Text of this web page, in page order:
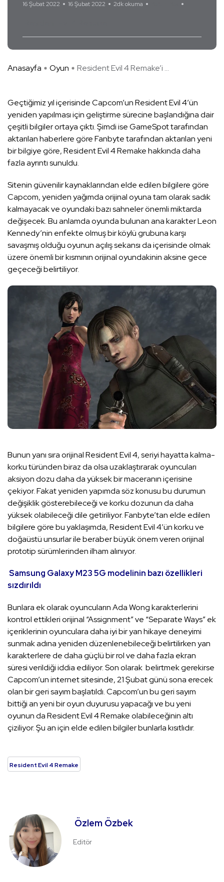
16 Şubat 2022 16 Şubat 2022 2dk okuma
Anasayfa Oyun Resident Evil 4 Remake’i ...
Geçtiğimiz yıl içerisinde Capcom’un Resident Evil 4’ün
yeniden yapılması için geliştirme sürecine başlandığına dair
çeşitli bilgiler ortaya çıktı. Şimdi ise GameSpot tarafından
aktarılan haberlere göre Fanbyte tarafından aktarılan yeni
bir bilgiye göre, Resident Evil 4 Remake hakkında daha
fazla ayrıntı sunuldu.
Sitenin güvenilir kaynaklarından elde edilen bilgilere göre
Capcom, yeniden yağımda orijinal oyuna tam olarak sadık
kalmayacak ve oyundaki bazı sahneler önemli miktarda
değişecek. Bu anlamda oyunda bulunan ana karakter Leon
Kennedy’nin enfekte olmuş bir köylü grubuna karşı
savaşmış olduğu oyunun açılış sekansı da içerisinde olmak
üzere önemli bir kısmının orijinal oyundakinin aksine gece
geçeceği belirtiliyor.
Bunun yanı sıra orijinal Resident Evil 4, seriyi hayatta kalma-
korku türünden biraz da olsa uzaklaştırarak oyuncuları
aksiyon dozu daha da yüksek bir maceranın içerisine
çekiyor. Fakat yeniden yapımda söz konusu bu durumun
değişiklik gösterebileceği ve korku dozunun da daha
yüksek olabileceği dile getiriliyor. Fanbyte’tan elde edilen
bilgilere göre bu yaklaşımda, Resident Evil 4’ün korku ve
doğaüstü unsurlar ile beraber büyük önem veren orijinal
prototip sürümlerinden ilham alınıyor.
Samsung Galaxy M23 5G modelinin bazı özellikleri
sızdırıldı
Bunlara ek olarak oyuncuların Ada Wong karakterlerini
kontrol ettikleri orijinal “Assignment” ve “Separate Ways” ek
içeriklerinin oyunculara daha iyi bir yan hikaye deneyimi
sunmak adına yeniden düzenlenebileceği belirtilirken yan
karakterlere de daha güçlü bir rol ve daha fazla ekran
süresi verildiği iddia ediliyor. Son olarak belirtmek gerekirse
Capcom’un internet sitesinde, 21 Şubat günü sona erecek
olan bir geri sayım başlatıldı. Capcom’un bu geri sayım
bittiği an yeni bir oyun duyurusu yapacağı ve bu yeni
oyunun da Resident Evil 4 Remake olabileceğinin altı
çiziliyor. Şu an için elde edilen bilgiler bunlarla kısıtlıdır.
Resident Evil 4 Remake
Özlem Özbek
Editör